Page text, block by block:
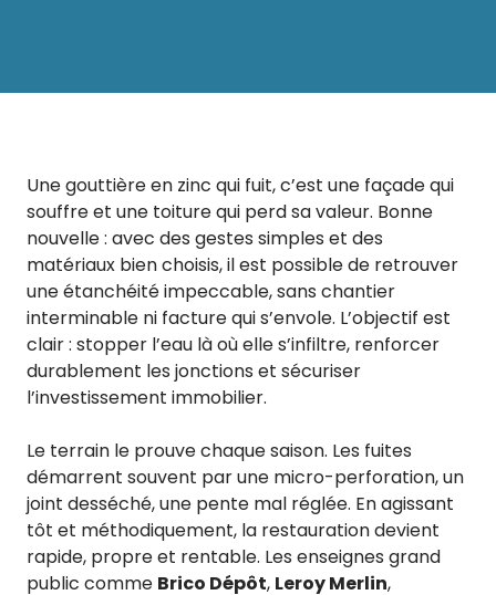
Une gouttière en zinc qui fuit, c’est une façade qui
souffre et une toiture qui perd sa valeur. Bonne
nouvelle : avec des gestes simples et des
matériaux bien choisis, il est possible de retrouver
une étanchéité impeccable, sans chantier
interminable ni facture qui s’envole. L’objectif est
clair : stopper l’eau là où elle s’infiltre, renforcer
durablement les jonctions et sécuriser
l’investissement immobilier.
Le terrain le prouve chaque saison. Les fuites
démarrent souvent par une micro-perforation, un
joint desséché, une pente mal réglée. En agissant
tôt et méthodiquement, la restauration devient
rapide, propre et rentable. Les enseignes grand
public comme Brico Dépôt, Leroy Merlin,